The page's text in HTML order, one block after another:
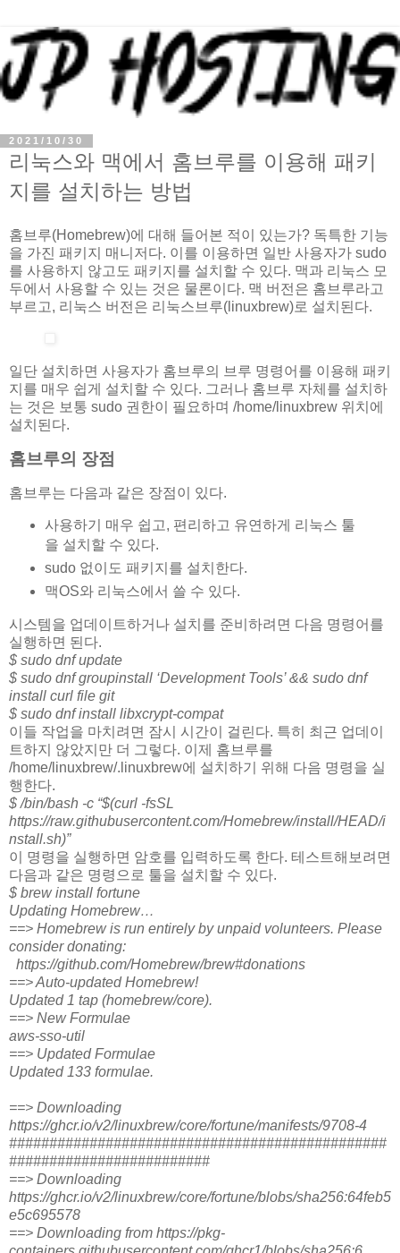
2021/10/30
리눅스와 맥에서 홈브루를 이용해 패키
지를 설치하는 방법
홈브루(Homebrew)에 대해 들어본 적이 있는가? 독특한 기능
을 가진 패키지 매니저다. 이를 이용하면 일반 사용자가 sudo
를 사용하지 않고도 패키지를 설치할 수 있다. 맥과 리눅스 모
두에서 사용할 수 있는 것은 물론이다. 맥 버전은 홈브루라고
부르고, 리눅스 버전은 리눅스브루(linuxbrew)로 설치된다.
일단 설치하면 사용자가 홈브루의 브루 명령어를 이용해 패키
지를 매우 쉽게 설치할 수 있다. 그러나 홈브루 자체를 설치하
는 것은 보통 sudo 권한이 필요하며 /home/linuxbrew 위치에
설치된다.
홈브루의 장점
홈브루는 다음과 같은 장점이 있다.
사용하기 매우 쉽고, 편리하고 유연하게 리눅스 툴
을 설치할 수 있다.
sudo 없이도 패키지를 설치한다.
맥OS와 리눅스에서 쓸 수 있다.
시스템을 업데이트하거나 설치를 준비하려면 다음 명령어를
실행하면 된다.
$ sudo dnf update
$ sudo dnf groupinstall ‘Development Tools’ && sudo dnf
install curl file git
$ sudo dnf install libxcrypt-compat
이들 작업을 마치려면 잠시 시간이 걸린다. 특히 최근 업데이
트하지 않았지만 더 그렇다. 이제 홈브루를
/home/linuxbrew/.linuxbrew에 설치하기 위해 다음 명령을 실
행한다.
$ /bin/bash -c “$(curl -fsSL
https://raw.githubusercontent.com/Homebrew/install/HEAD/i
nstall.sh)”
이 명령을 실행하면 암호를 입력하도록 한다. 테스트해보려면
다음과 같은 명령으로 툴을 설치할 수 있다.
$ brew install fortune
Updating Homebrew…
==> Homebrew is run entirely by unpaid volunteers. Please
consider donating:
https://github.com/Homebrew/brew#donations
==> Auto-updated Homebrew!
Updated 1 tap (homebrew/core).
==> New Formulae
aws-sso-util
==> Updated Formulae
Updated 133 formulae.
==> Downloading
https://ghcr.io/v2/linuxbrew/core/fortune/manifests/9708-4
###############################################
#########################
==> Downloading
https://ghcr.io/v2/linuxbrew/core/fortune/blobs/sha256:64feb5
e5c695578
==> Downloading from https://pkg-